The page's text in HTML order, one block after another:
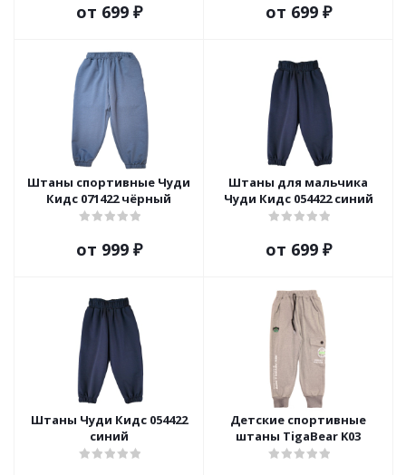
от 699 ₽ от 699 ₽
Штаны спортивные Чуди
Кидс 071422 чёрный
от 999 ₽
Штаны для мальчика
Чуди Кидс 054422 синий
от 699 ₽
Штаны Чуди Кидс 054422
синий
Детские спортивные
штаны TigaBear K03